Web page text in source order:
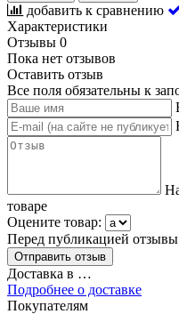
добавить к сравнению
Характеристики
Отзывы 0
Пока нет отзывов
Оставить отзыв
Все поля обязательны к
товаре
Оцените товар:
Перед публикацией
Доставка в …
Подробнее о доставке
Покупателям